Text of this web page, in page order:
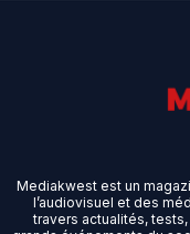
Mediakwest est un
l’audiovisuel et des
travers actualités,